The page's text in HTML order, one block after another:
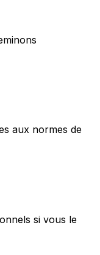
aux normes de
si vous le